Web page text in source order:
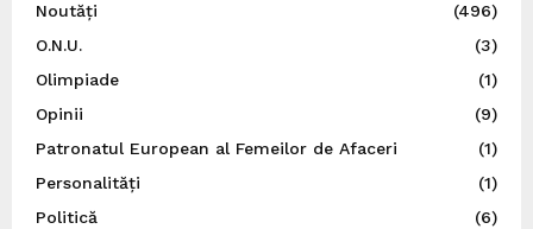
Noutăți
(496)
O.N.U.
(3)
Olimpiade
(1)
Opinii
(9)
Patronatul European al Femeilor de Afaceri
(1)
Personalități
(1)
Politică
(6)